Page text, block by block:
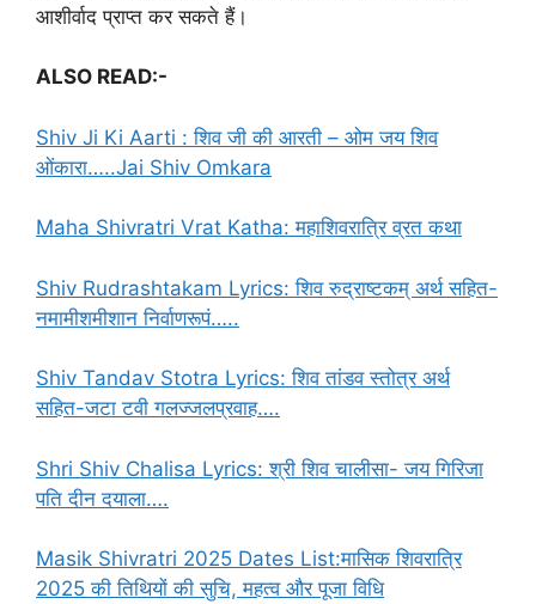
आशीर्वाद प्राप्त कर सकते हैं।
ALSO READ:-
Shiv Ji Ki Aarti : शिव जी की आरती – ओम जय शिव
ओंकारा…..Jai Shiv Omkara
Maha Shivratri Vrat Katha: महाशिवरात्रि व्रत कथा
Shiv Rudrashtakam Lyrics: शिव रुद्राष्टकम् अर्थ सहित-
नमामीशमीशान निर्वाणरूपं…..
Shiv Tandav Stotra Lyrics: शिव तांडव स्तोत्र अर्थ
सहित-जटा टवी गलज्जलप्रवाह….
Shri Shiv Chalisa Lyrics: श्री शिव चालीसा- जय गिरिजा
पति दीन दयाला….
Masik Shivratri 2025 Dates List:मासिक शिवरात्रि
2025 की तिथियों की सुचि, महत्व और पूजा विधि